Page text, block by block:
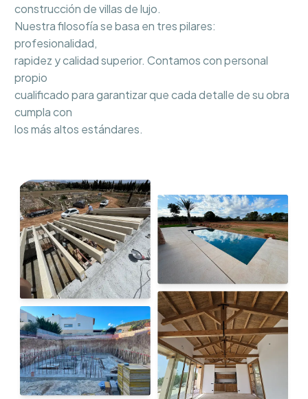
construcción de villas de lujo.
Nuestra filosofía se basa en tres pilares:
profesionalidad,
rapidez y calidad superior. Contamos con personal
propio
cualificado para garantizar que cada detalle de su obra
cumpla con
los más altos estándares.